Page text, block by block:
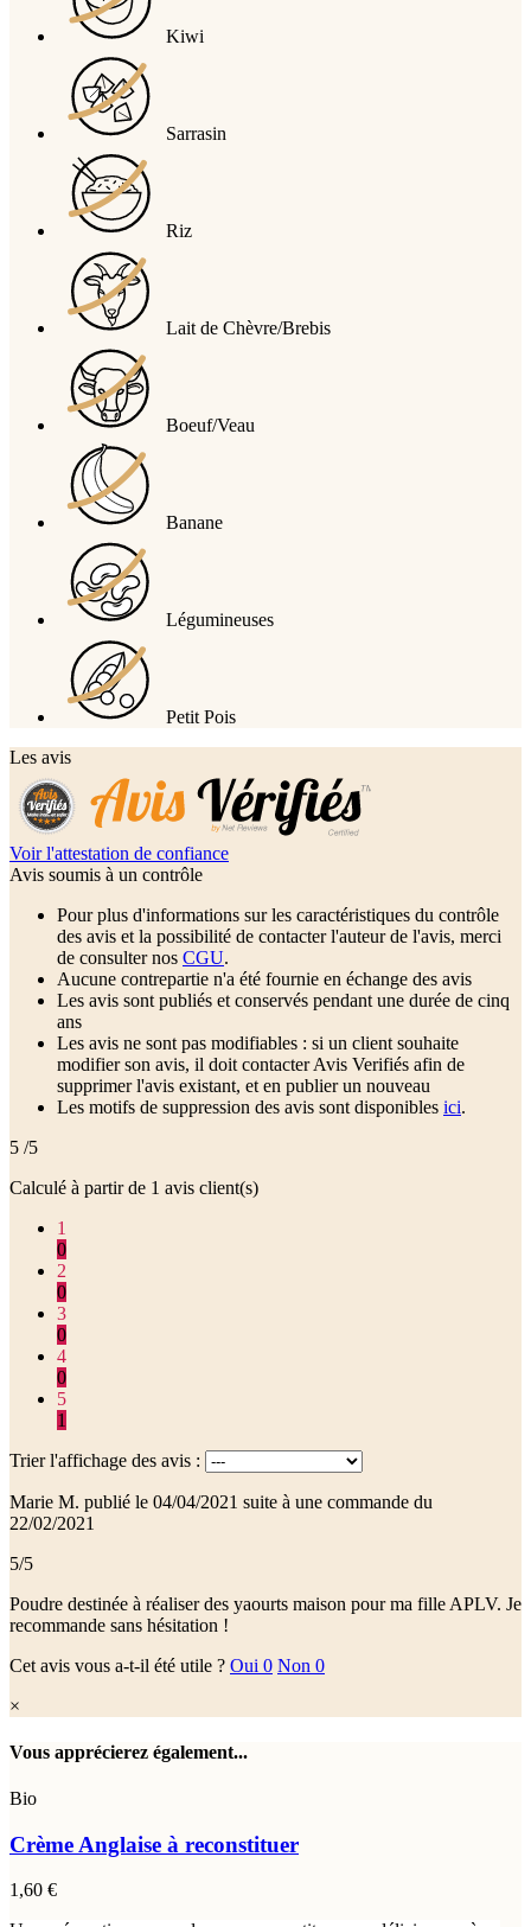
Kiwi
Sarrasin
Riz
Lait de Chèvre/Brebis
Boeuf/Veau
Banane
Légumineuses
Petit Pois
Les avis
Voir l'attestation de confiance
Avis soumis à un contrôle
Pour plus d'informations sur les caractéristiques du contrôle
des avis et la possibilité de contacter l'auteur de l'avis, merci
de consulter nos CGU.
Aucune contrepartie n'a été fournie en échange des avis
Les avis sont publiés et conservés pendant une durée de cinq
ans
Les avis ne sont pas modifiables : si un client souhaite
modifier son avis, il doit contacter Avis Verifiés afin de
supprimer l'avis existant, et en publier un nouveau
Les motifs de suppression des avis sont disponibles ici.
5 /5
Calculé à partir de 1 avis client(s)
1
0
2
0
3
0
4
0
5
1
Trier l'affichage des avis :
Marie M. publié le 04/04/2021 suite à une commande du
22/02/2021
5/5
Poudre destinée à réaliser des yaourts maison pour ma fille APLV. Je
recommande sans hésitation !
Cet avis vous a-t-il été utile ? Oui 0 Non 0
×
Vous apprécierez également...
Bio
Crème Anglaise à reconstituer
1,60 €